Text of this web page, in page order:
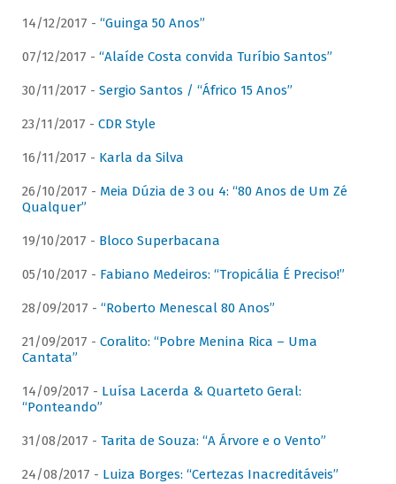
14/12/2017 - “Guinga 50 Anos”
07/12/2017 - “Alaíde Costa convida Turíbio Santos”
30/11/2017 - Sergio Santos / “Áfrico 15 Anos”
23/11/2017 - CDR Style
16/11/2017 - Karla da Silva
26/10/2017 - Meia Dúzia de 3 ou 4: “80 Anos de Um Zé
Qualquer”
19/10/2017 - Bloco Superbacana
05/10/2017 - Fabiano Medeiros: “Tropicália É Preciso!”
28/09/2017 - “Roberto Menescal 80 Anos”
21/09/2017 - Coralito: “Pobre Menina Rica – Uma
Cantata”
14/09/2017 - Luísa Lacerda & Quarteto Geral:
“Ponteando”
31/08/2017 - Tarita de Souza: “A Árvore e o Vento”
24/08/2017 - Luiza Borges: “Certezas Inacreditáveis”